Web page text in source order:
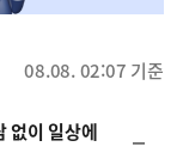
08.08. 02:07 기준
없이 일상에